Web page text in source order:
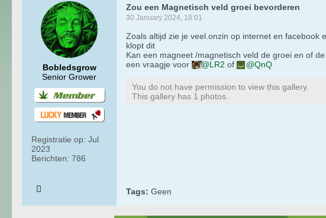
Bobledsgrow
Senior Grower
Registratie op: Jul
2023
Berichten: 786
Zou een Magnetisch veld groei bevorderen
30 January 2024, 18:01
Zoals altijd zie je veel.onzin op internet en facebook
klopt dit
Kan een magneet /magnetisch veld de groei en of
een vraagje voor
LR2 of QnQ
You do not have permission to view this gallery.
This gallery has 1 photos.
Tags: Geen